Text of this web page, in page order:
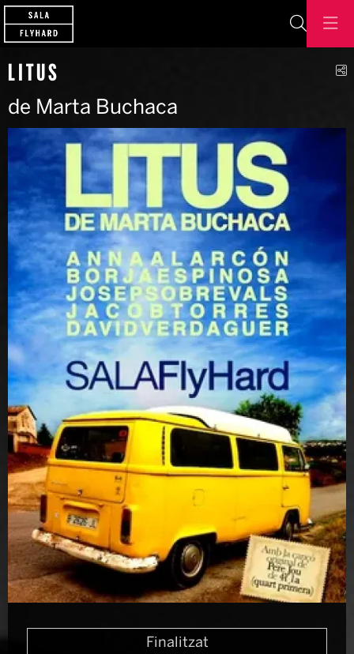
LITUS
de Marta Buchaca
Finalitzat